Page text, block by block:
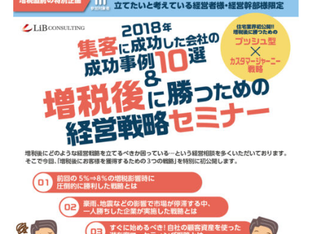
会社概要
03-6281-9596
資料請求 最新セミナー
お問い合わせ